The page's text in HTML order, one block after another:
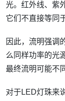
光。红外线、紫
它们不直接等同
因此，流明强调
么同样功率的光
最终流明可能不
对于LED灯珠来